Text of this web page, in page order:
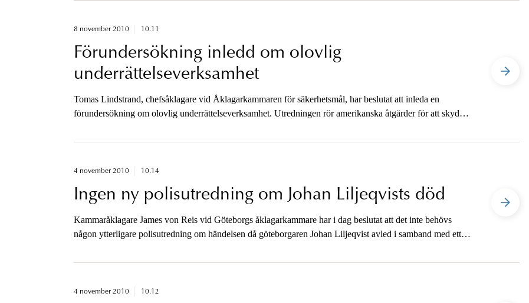
8 november 2010 10.11
Förundersökning inledd om olovlig
underrättelseverksamhet
Tomas Lindstrand, chefsåklagare vid Åklagarkammaren för säkerhetsmål, har beslutat att inleda en
förundersökning om olovlig underrättelseverksamhet. Utredningen rör amerikanska åtgärder för att skydda
4 november 2010 10.14
Ingen ny polisutredning om Johan Liljeqvists död
Kammaråklagare James von Reis vid Göteborgs åklagarkammare har i dag beslutat att det inte behövs
någon ytterligare polisutredning om händelsen då göteborgaren Johan Liljeqvist avled i samband med ett
misstänkas för att ha vållat Johan Liljeqvists död i samband med polisingripandet.
4 november 2010 10.12